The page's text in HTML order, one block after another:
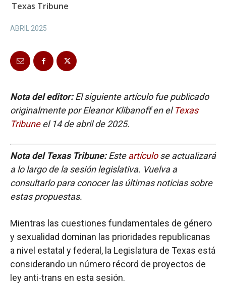
Texas Tribune
ABRIL 2025
Nota del editor:El siguiente artículo fue publicado
originalmente por Eleanor Klibanoff en elTexas
Tribuneel 14 de abril de 2025.
Nota del Texas Tribune:Esteartículose actualizará
a lo largo de la sesión legislativa. Vuelva a
consultarlo para conocer las últimas noticias sobre
estas propuestas.
Mientras las cuestiones fundamentales de género
y sexualidad dominan las prioridades republicanas
a nivel estatal y federal, la Legislatura de Texas está
considerando un número récord de proyectos de
ley anti-trans en esta sesión.